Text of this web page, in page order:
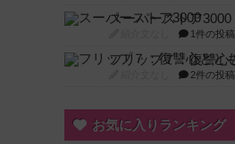
スーパーストア3000
1件の投稿
2件の投稿
お気に入りランキング